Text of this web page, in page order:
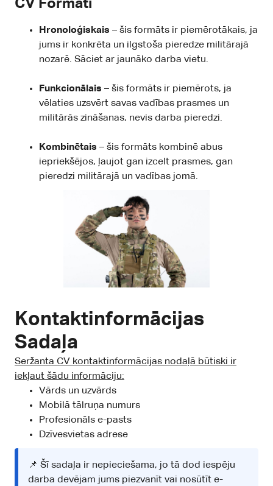
CV Formāti
Hronoloģiskais – šis formāts ir piemērotākais, ja
jums ir konkrēta un ilgstoša pieredze militārajā
nozarē. Sāciet ar jaunāko darba vietu.
Funkcionālais – šis formāts ir piemērots, ja
vēlaties uzsvērt savas vadības prasmes un
militārās zināšanas, nevis darba pieredzi.
Kombinētais – šis formāts kombinē abus
iepriekšējos, ļaujot gan izcelt prasmes, gan
pieredzi militārajā un vadības jomā.
Kontaktinformācijas
Sadaļa
Seržanta CV kontaktinformācijas nodaļā būtiski ir
iekļaut šādu informāciju:
Vārds un uzvārds
Mobilā tālruņa numurs
Profesionāls e-pasts
Dzīvesvietas adrese
📌 Šī sadaļa ir nepieciešama, jo tā dod iespēju
darba devējam jums piezvanīt vai nosūtīt e-